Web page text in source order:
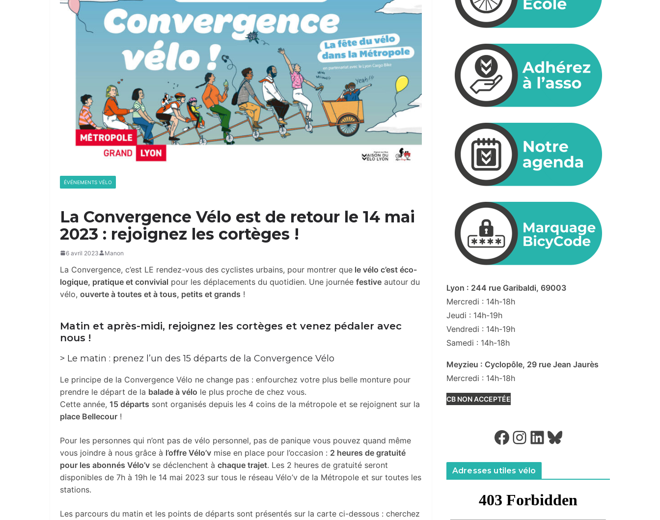
ÉVÉNEMENTS VÉLO
La Convergence Vélo est de retour le 14 mai
2023 : rejoignez les cortèges !
6 avril 2023 Manon
La Convergence, c’est LE rendez-vous des cyclistes urbains, pour montrer que le vélo c’est éco-
logique, pratique et convivial pour les déplacements du quotidien. Une journée festive autour du
vélo, ouverte à toutes et à tous, petits et grands !
Matin et après-midi, rejoignez les cortèges et venez pédaler avec
nous !
> Le matin : prenez l’un des 15 départs de la Convergence Vélo
Le principe de la Convergence Vélo ne change pas : enfourchez votre plus belle monture pour
prendre le départ de la balade à vélo le plus proche de chez vous.
Cette année, 15 départs sont organisés depuis les 4 coins de la métropole et se rejoignent sur la
place Bellecour !
Pour les personnes qui n’ont pas de vélo personnel, pas de panique vous pouvez quand même
vous joindre à nous grâce à l’offre Vélo’v mise en place pour l’occasion : 2 heures de gratuité
pour les abonnés Vélo’v se déclenchent à chaque trajet. Les 2 heures de gratuité seront
disponibles de 7h à 19h le 14 mai 2023 sur tous le réseau Vélo’v de la Métropole et sur toutes les
stations.
Les parcours du matin et les points de départs sont présentés sur la carte ci-dessous : cherchez
Lyon : 244 rue Garibaldi, 69003
Mercredi : 14h-18h
Jeudi : 14h-19h
Vendredi : 14h-19h
Samedi : 14h-18h
Meyzieu : Cyclopôle, 29 rue Jean Jaurès
Mercredi : 14h-18h
CB NON ACCEPTÉE
Facebook Instagram LinkedIn Bluesky
Adresses utiles vélo